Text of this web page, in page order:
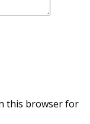
this browser for